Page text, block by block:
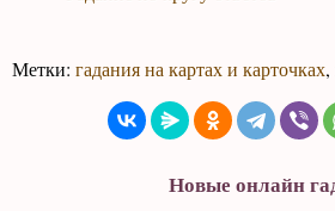
Метки:гадания на картах и карточках,
Новые онлайн